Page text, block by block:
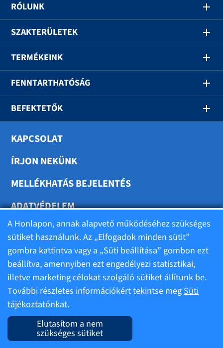
RÓLUNK
SZAKTERÜLETEK
TERMÉKEINK
FENNTARTHATÓSÁG
BEFEKTETŐK
KAPCSOLAT
ÍRJON NEKÜNK
MELLÉKHATÁS BEJELENTÉS
ADATVÉDELEM
SÜTIK BEÁLLÍTÁSA
Felhasználási feltételek
Alapadatok
Impresszum
A Honlapon, annak alapvető működéséhez szükséges
sütiket használunk. Az „Elfogadok minden sütit”
gombra kattintva vagy a „Süti beállítása” gombon ezt
beállítva, amennyiben ezt engedélyezi statisztikai,
illetve marketing célokat szolgáló sütiket állítunk be.
További részletes információkért tekintse megSüti
tájékoztatónkat.
Elutasítom a nem
szükséges sütiket